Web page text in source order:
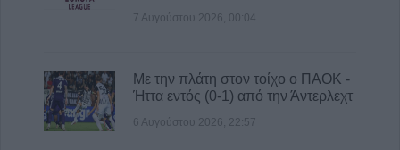
7 Αυγούστου 2026, 00:04
Με την πλάτη στον τοίχο ο ΠΑΟΚ -
Ήττα εντός (0-1) από την Άντερλεχτ
6 Αυγούστου 2026, 22:57